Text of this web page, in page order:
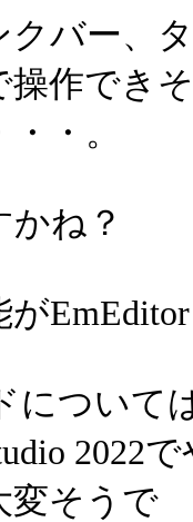
クバー、
操作でき
・。
ね？
について
2022
変そうで